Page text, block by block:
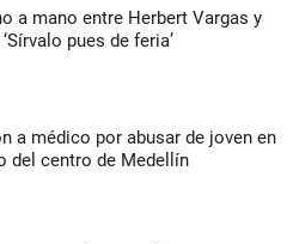
a mano entre Herbert Vargas y
pues de feria’
a médico por abusar de joven en
del centro de Medellín